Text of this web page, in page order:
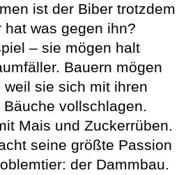
ist der Biber trotzdem
was gegen ihn?
– sie mögen halt
Bauern mögen
sie sich mit ihren
vollschlagen.
Mais und Zuckerrüben.
seine größte Passion
der Dammbau.